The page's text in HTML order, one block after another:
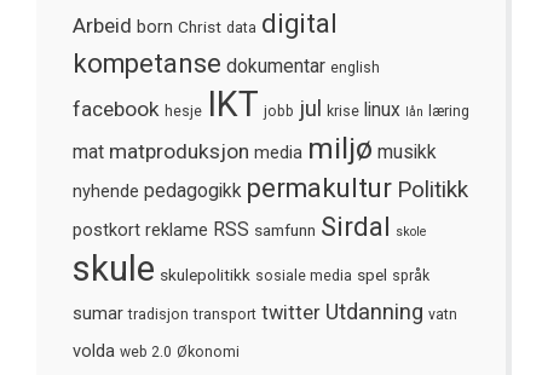
Arbeid born Christ data digital
kompetanse dokumentar english
facebook hesje IKT jobb jul krise linux lån læring
mat matproduksjon media miljø musikk
nyhende pedagogikk permakultur Politikk
postkort reklame RSS samfunn Sirdal skole
skule skulepolitikk sosiale media spel språk
sumar tradisjon transport twitter Utdanning vatn
volda web 2.0 Økonomi